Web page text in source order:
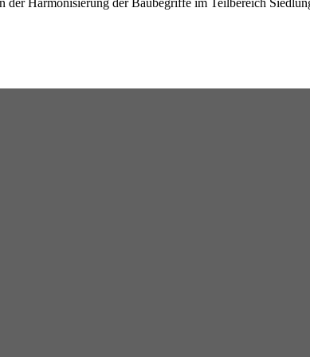
der Harmonisierung der Baubegriffe im Teilbereich